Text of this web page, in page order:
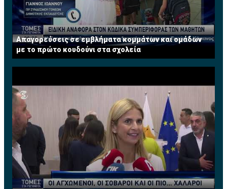
Απαγορεύσεις σε εμβλήματα κομμάτων και ομάδων
με το πρώτο κουδούνι στα σχολεία